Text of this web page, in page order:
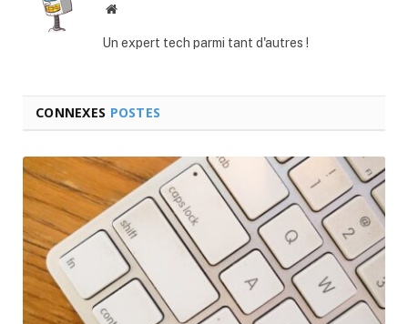
Site
Un expert tech parmi tant d'autres !
CONNEXES POSTES